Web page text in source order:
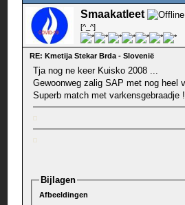
Smaakatleet
[^_^]
RE: Kmetija Stekar Brda - Slovenië
Tja nog ne keer Kuisko 2008 ...
Gewoonweg zalig SAP met nog heel
Superb match met varkensgebraadje !
Bijlagen
Afbeeldingen